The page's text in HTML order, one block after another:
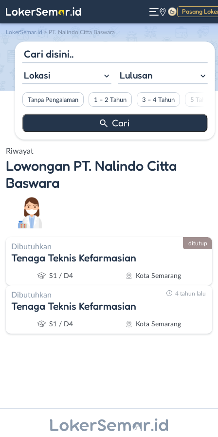
Pasang
Gelap
LokerSemar.id > PT. Nalindo Citta Baswara
Lokasi Lulusan
Tanpa Pengalaman 1 – 2 Tahun 3 – 4 Tahun 5 Tahun
Riwayat
Lowongan PT. Nalindo Citta
Baswara
Dibutuhkan
Tenaga Teknis Kefarmasian
S1 / D4 Kota Semarang
ditutup
Dibutuhkan
Tenaga Teknis Kefarmasian
S1 / D4 Kota Semarang
4 tahun lalu
Gizi
Batang
X - Twitter Telegram
Kanal Lainnya..